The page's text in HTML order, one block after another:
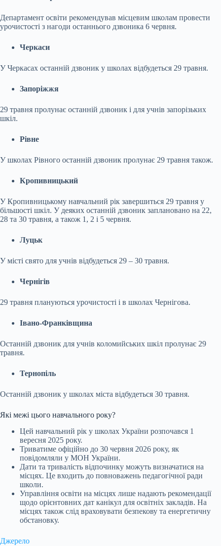
Департамент освіти рекомендував місцевим школам провести
урочистості з нагоди останнього дзвоника 6 червня.
Черкаси
У Черкасах останній дзвоник у школах відбудеться 29 травня.
Запоріжжя
29 травня пролунає останній дзвоник і для учнів запорізьких
шкіл.
Рівне
У школах Рівного останній дзвоник пролунає 29 травня також.
Кропивницький
У Кропивницькому навчальний рік завершиться 29 травня у
більшості шкіл. У деяких останній дзвоник заплановано на 22,
28 та 30 травня, а також 1, 2 і 5 червня.
Луцьк
У місті свято для учнів відбудеться 29 – 30 травня.
Чернігів
29 травня плануються урочистості і в школах Чернігова.
Івано-Франківщина
Останній дзвоник для учнів коломийських шкіл пролунає 29
травня.
Тернопіль
Останній дзвоник у школах міста відбудеться 30 травня.
Які межі цього навчального року?
Цей навчальний рік у школах України розпочався 1
вересня 2025 року.
Триватиме офіційно до 30 червня 2026 року, як
повідомляли у МОН України.
Дати та тривалість відпочинку можуть визначатися на
місцях. Це входить до повноважень педагогічної ради
школи.
Управління освіти на місцях лише надають рекомендації
щодо орієнтовних дат канікул для освітніх закладів. На
місцях також слід враховувати безпекову та енергетичну
обстановку.
Джерело